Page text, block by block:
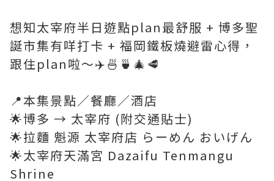
想知太宰府半日遊點plan最舒服 + 博多聖
誕市集有咩打卡 + 福岡鐵板燒避雷心得，
跟住plan啦～✈️🍜🍵🎄🥩
📍本集景點／餐廳／酒店
🌟博多 → 太宰府 (附交通貼士)
🌟拉麵 魁源 太宰府店 らーめん おいげん
🌟太宰府天滿宮 Dazaifu Tenmangu
Shrine